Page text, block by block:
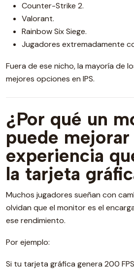
Counter-Strike 2.
Valorant.
Rainbow Six Siege.
Jugadores extremadamente
Fuera de ese nicho, la mayoría de
mejores opciones en IPS.
¿Por qué un
puede
experiencia
la tarjeta
Muchos jugadores sueñan con
olvidan que el monitor es el
ese rendimiento.
Por ejemplo:
Si tu tarjeta gráfica genera 200